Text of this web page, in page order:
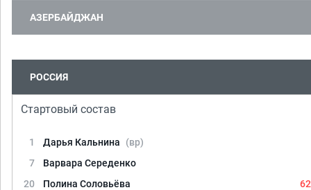
АЗЕРБАЙДЖАН
РОССИЯ
Стартовый состав
1 Дарья Кальнина
(вр)
7
Варвара Середенко
20
Полина Соловьёва